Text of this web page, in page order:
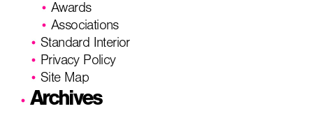
Awards
Associations
Standard Interior
Privacy Policy
Site Map
Archives